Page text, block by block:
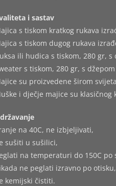
i sastav
s tiskom kratkog rukava
s tiskom dugog rukava
ili hudica s tiskom, 280 gr,
s tiskom, 280 gr, s
su proizvedene širom
i dječje majice su
na 40C, ne izbjeljivati,
sušiti u sušilici,
na temperaturi do 150C
ne peglati izravno po otisku,
kemijski čistiti.